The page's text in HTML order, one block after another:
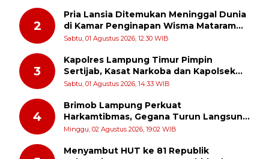
2
Pria Lansia Ditemukan Meninggal Dunia
di Kamar Penginapan Wisma Mataram
Baru
Sabtu, 01 Agustus 2026, 12:30 WIB
3
Kapolres Lampung Timur Pimpin
Sertijab, Kasat Narkoba dan Kapolsek
Sekampung Udik Berganti
Sabtu, 01 Agustus 2026, 14:33 WIB
4
Brimob Lampung Perkuat
Harkamtibmas, Gegana Turun Langsung
Patroli Dialogis ke Pasar dan Rumah
Minggu, 02 Agustus 2026, 19:02 WIB
Menyambut HUT ke 81 Republik